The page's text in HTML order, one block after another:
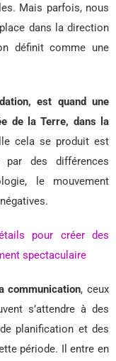
Mais parfois, nous
dans la direction
définit comme une
est quand une
de la Terre, dans la
cela se produit est
par des différences
le mouvement
pour créer des
spectaculaire
communication, ceux
s’attendre à des
planification et des
période. Il entre en